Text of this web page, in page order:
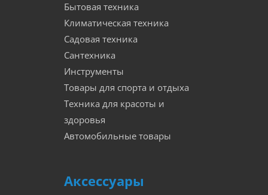
Бытовая техника
Климатическая техника
Садовая техника
Сантехника
Инструменты
Товары для спорта и отдыха
Техника для красоты и
здоровья
Автомобильные товары
Аксессуары